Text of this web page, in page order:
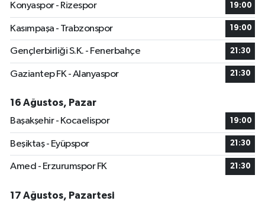
Konyaspor - Rizespor
19:00
Kasımpaşa - Trabzonspor 19:00
Gençlerbirliği S.K. - Fenerbahçe 21:30
Gaziantep FK - Alanyaspor 21:30
16 Ağustos, Pazar
Başakşehir - Kocaelispor
19:00
Beşiktaş - Eyüpspor 21:30
Amed - Erzurumspor FK 21:30
17 Ağustos, Pazartesi